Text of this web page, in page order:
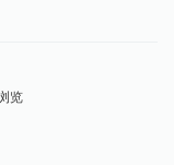
览